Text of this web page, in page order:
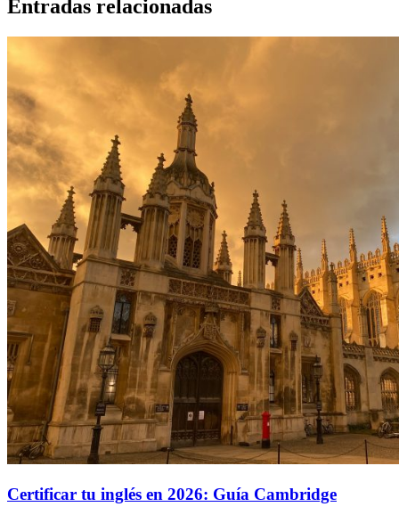
Entradas relacionadas
Certificar tu inglés en 2026: Guía Cambridge